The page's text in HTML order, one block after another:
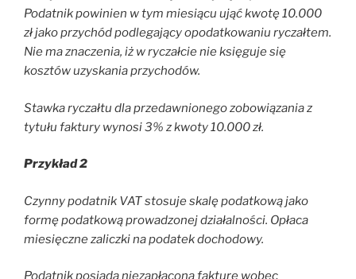
Podatnik powinien w tym miesiącu ująć kwotę 10.000
zł jako przychód podlegający opodatkowaniu ryczałtem.
Nie ma znaczenia, iż w ryczałcie nie księguje się
kosztów uzyskania przychodów.
Stawka ryczałtu dla przedawnionego zobowiązania z
tytułu faktury wynosi 3% z kwoty 10.000 zł.
Przykład 2
Czynny podatnik VAT stosuje skalę podatkową jako
formę podatkową prowadzonej działalności. Opłaca
miesięczne zaliczki na podatek dochodowy.
Podatnik posiada niezapłaconą fakturę wobec